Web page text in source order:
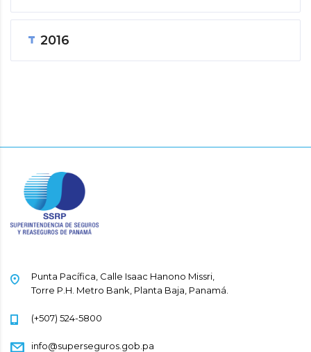
2016
Punta Pacífica, Calle Isaac Hanono Missri,
Torre P.H. Metro Bank, Planta Baja, Panamá.
(+507) 524-5800
info@superseguros.gob.pa